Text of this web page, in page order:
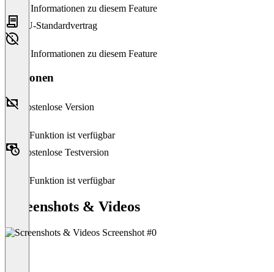
Keine Informationen zu diesem Feature
EU-Standardvertrag
Keine Informationen zu diesem Feature
Versionen
Kostenlose Version
Diese Funktion ist verfügbar
Kostenlose Testversion
Diese Funktion ist verfügbar
Screenshots & Videos